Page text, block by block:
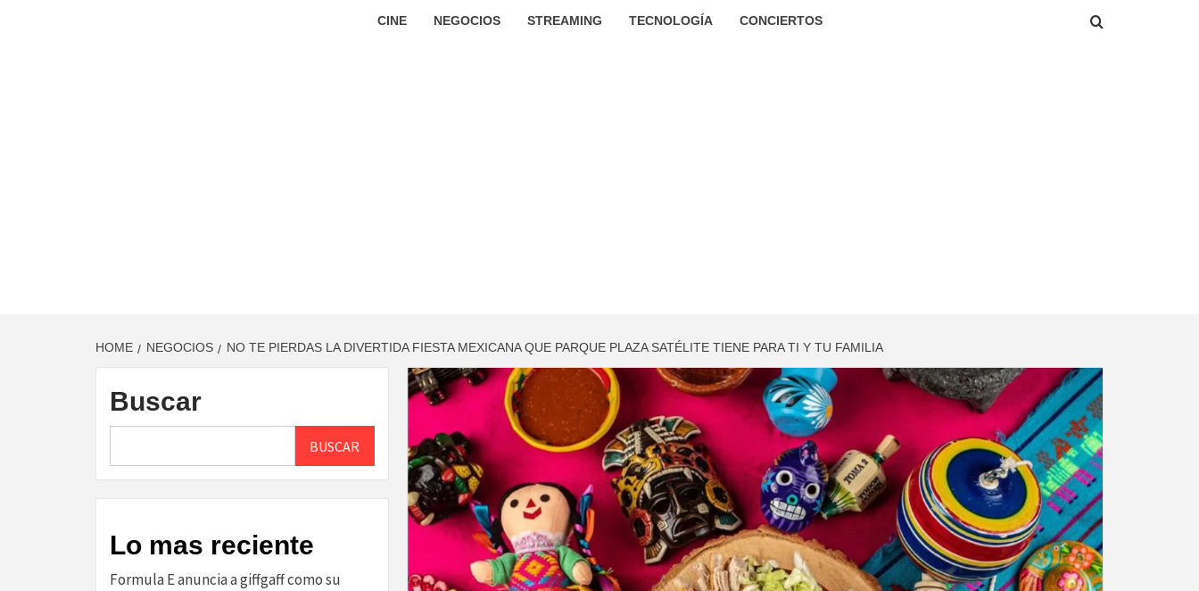
CINE NEGOCIOS STREAMING TECNOLOGÍA CONCIERTOS
HOME NEGOCIOS NO TE PIERDAS LA DIVERTIDA FIESTA MEXICANA QUE PARQUE PLAZA SATÉLITE TIENE PARA TI Y TU FAMILIA
Buscar
BUSCAR
Lo mas reciente
​Formula E anuncia a giffgaff como su